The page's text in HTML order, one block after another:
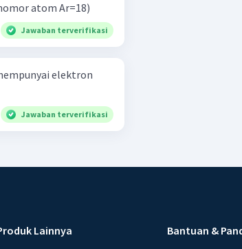
atom Ar=18)
Jawaban terverifikasi
elektron
Jawaban terverifikasi
Lainnya Bantuan &